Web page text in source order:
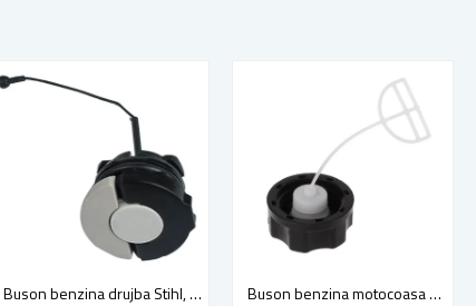
Kit iluminat portabil LED cu 3 becuri/proiector, panou solar si baterie 6V, 3Ah pentru pescuit camping GD-8017COBBuson benzina drujba Stihl, model cu clapeta Buson benzina motocoasa TL43/52